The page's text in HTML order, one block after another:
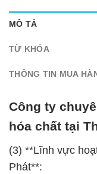
MÔ TẢ
TỪ KHÓA
THÔNG TIN MUA
Công ty
hóa chất tại
(3) **Lĩnh vực
Phát**: